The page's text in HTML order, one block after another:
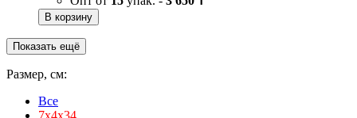
В корзину
Показать ещё
Размер, см:
Все
7х4х34